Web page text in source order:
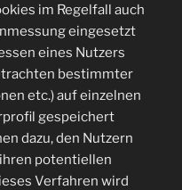
im Regelfall auch
eingesetzt
eines Nutzers
bestimmter
etc.) auf einzelnen
gespeichert
dazu, den Nutzern
ihren potentiellen
Verfahren wird